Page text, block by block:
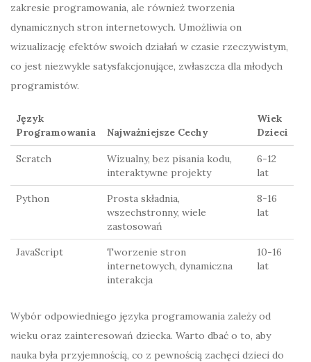
zakresie programowania, ale również tworzenia
dynamicznych stron internetowych. Umożliwia on
wizualizację efektów swoich działań w czasie rzeczywistym,
co jest niezwykle satysfakcjonujące, zwłaszcza dla młodych
programistów.
Język
Programowania
Najważniejsze Cechy
Wiek
Dzieci
Scratch
Wizualny, bez pisania kodu,
interaktywne projekty
6-12
lat
Python
Prosta składnia,
wszechstronny, wiele
zastosowań
8-16
lat
JavaScript
Tworzenie stron
internetowych, dynamiczna
interakcja
10-16
lat
Wybór odpowiedniego języka programowania zależy od
wieku oraz zainteresowań dziecka. Warto dbać o to, aby
nauka była przyjemnością, co z pewnością zachęci dzieci do